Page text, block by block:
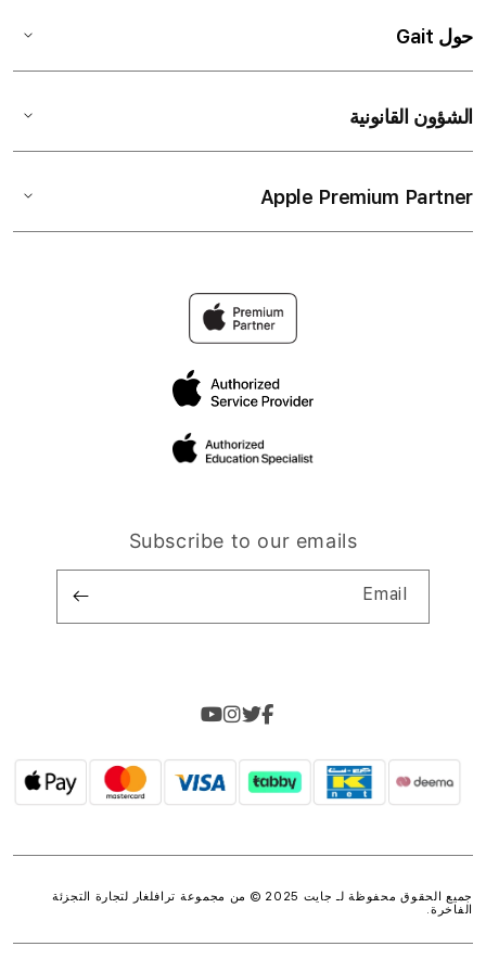
حول Gait
الشؤون القانونية
Apple Premium Partner
Subscribe to our emails
Email
جميع الحقوق محفوظة لـ جايت 2025 © من مجموعة
ترافلغار لتجارة التجزئة
الفاخرة.